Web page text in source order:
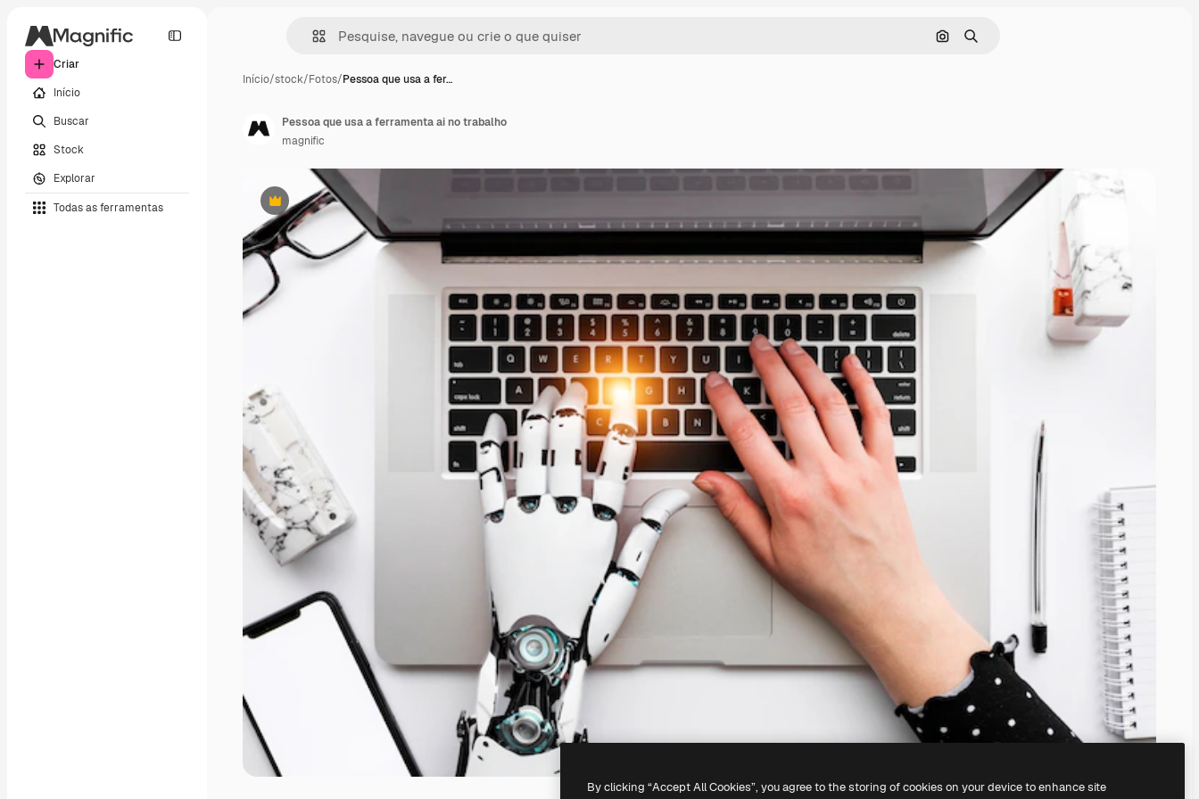
Criar
Início
Buscar
Stock
Explorar
Todas as ferramentas
Pesquisar por imagem
Buscar
Início/stock/Fotos/Pessoa que usa a fer…
Premium
Pessoa que usa a ferramenta ai no trabalho
magnific
By clicking “Accept All Cookies”, you agree to the storing of cookies on your device to enhance site